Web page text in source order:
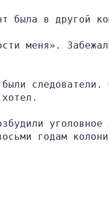
была в другой
меня».
годам